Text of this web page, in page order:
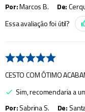
Por:Marcos B. De:
Essa avaliação foi útil?
CESTO COM ÓTIMO
Sim, recomendaria a
Por:Sabrina S. De: